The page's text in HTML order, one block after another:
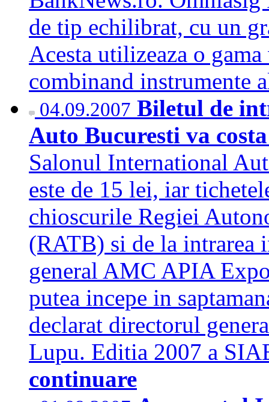
de tip echilibrat, cu un
Acesta utilizeaza o
combinand instrumente
04.09.2007 Biletul de
Auto Bucuresti va
Salonul International
este de 15 lei, iar
chioscurile Regiei
(RATB) si de la intrarea
general AMC APIA
putea incepe in
declarat directorul
Lupu. Editia 2007 a
continuare